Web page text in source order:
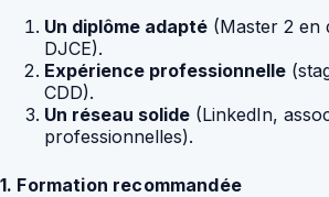
Un diplôme adapté (Master 2 en
DJCE).
Expérience professionnelle
CDD).
Un réseau solide (LinkedIn,
professionnelles).
1. Formation recommandée